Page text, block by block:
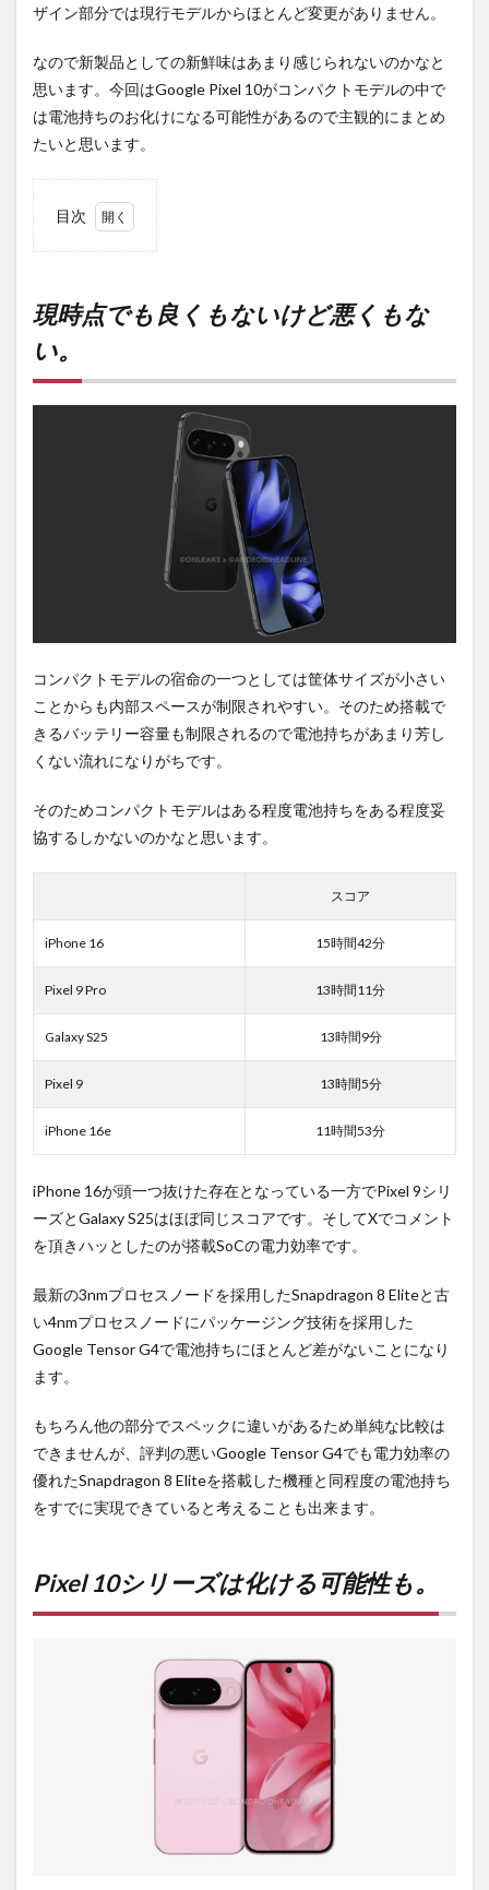
ザイン部分では現行モデルからほとんど変更がありません。
なので新製品としての新鮮味はあまり感じられないのかなと
思います。今回はGoogle Pixel 10がコンパクトモデルの中で
は電池持ちのお化けになる可能性があるので主観的にまとめ
たいと思います。
目次
も良
くも
ない
けど
悪く
もな
PR)
は待
ち時
間不
要の
ライ
ンシ
ョッ
プが
現時点でも良くもないけど悪くもな
い。
コンパクトモデルの宿命の一つとしては筐体サイズが小さい
ことからも内部スペースが制限されやすい。そのため搭載で
きるバッテリー容量も制限されるので電池持ちがあまり芳し
くない流れになりがちです。
そのためコンパクトモデルはある程度電池持ちをある程度妥
協するしかないのかなと思います。
スコア
iPhone 16 15時間42分
Pixel 9 Pro 13時間11分
Galaxy S25 13時間9分
Pixel 9 13時間5分
iPhone 16e 11時間53分
iPhone 16が頭一つ抜けた存在となっている一方でPixel 9シリ
ーズとGalaxy S25はほぼ同じスコアです。そしてXでコメント
を頂きハッとしたのが搭載SoCの電力効率です。
最新の3nmプロセスノードを採用したSnapdragon 8 Eliteと古
い4nmプロセスノードにパッケージング技術を採用した
Google Tensor G4で電池持ちにほとんど差がないことになり
ます。
もちろん他の部分でスペックに違いがあるため単純な比較は
できませんが、評判の悪いGoogle Tensor G4でも電力効率の
優れたSnapdragon 8 Eliteを搭載した機種と同程度の電池持ち
をすでに実現できていると考えることも出来ます。
Pixel 10シリーズは化ける可能性も。